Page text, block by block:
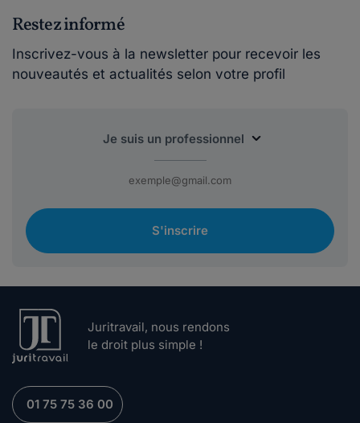
Restez informé
Inscrivez-vous à la newsletter pour recevoir les
nouveautés et actualités selon votre profil
S'inscrire
Juritravail, nous rendons
le droit plus simple !
01 75 75 36 00